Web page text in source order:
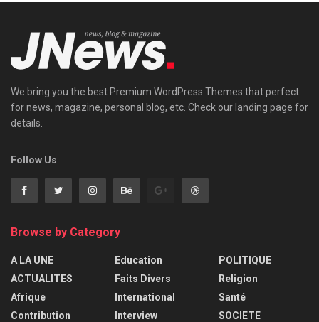
We bring you the best Premium WordPress Themes that perfect
for news, magazine, personal blog, etc. Check our landing page for
details.
Follow Us
Browse by Category
A LA UNE
ACTUALITES
Afrique
Contribution
Education
Faits Divers
International
Interview
POLITIQUE
Religion
Santé
SOCIETE